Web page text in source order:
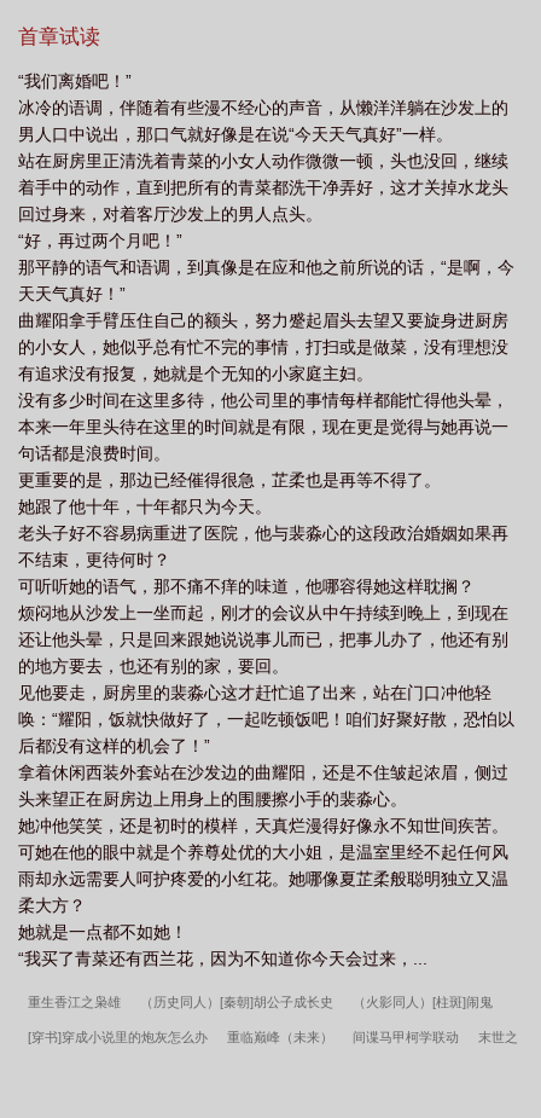
来这本书怎么样
夫夜敲门爱妻离婚无效免费阅读 前夫夜来袭曲父找裴淼心是那一章
miss鱼讲什么 前夫夜来袭h
首章试读
“我们离婚吧！”
冰冷的语调，伴随着有些漫不经心的声音，从懒洋洋躺在沙发上的
男人口中说出，那口气就好像是在说“今天天气真好”一样。
站在厨房里正清洗着青菜的小女人动作微微一顿，头也没回，继续
着手中的动作，直到把所有的青菜都洗干净弄好，这才关掉水龙头
回过身来，对着客厅沙发上的男人点头。
“好，再过两个月吧！”
那平静的语气和语调，到真像是在应和他之前所说的话，“是啊，今
天天气真好！”
曲耀阳拿手臂压住自己的额头，努力蹙起眉头去望又要旋身进厨房
的小女人，她似乎总有忙不完的事情，打扫或是做菜，没有理想没
有追求没有报复，她就是个无知的小家庭主妇。
没有多少时间在这里多待，他公司里的事情每样都能忙得他头晕，
本来一年里头待在这里的时间就是有限，现在更是觉得与她再说一
句话都是浪费时间。
更重要的是，那边已经催得很急，芷柔也是再等不得了。
她跟了他十年，十年都只为今天。
老头子好不容易病重进了医院，他与裴淼心的这段政治婚姻如果再
不结束，更待何时？
可听听她的语气，那不痛不痒的味道，他哪容得她这样耽搁？
烦闷地从沙发上一坐而起，刚才的会议从中午持续到晚上，到现在
还让他头晕，只是回来跟她说说事儿而已，把事儿办了，他还有别
的地方要去，也还有别的家，要回。
见他要走，厨房里的裴淼心这才赶忙追了出来，站在门口冲他轻
唤：“耀阳，饭就快做好了，一起吃顿饭吧！咱们好聚好散，恐怕以
后都没有这样的机会了！”
拿着休闲西装外套站在沙发边的曲耀阳，还是不住皱起浓眉，侧过
头来望正在厨房边上用身上的围腰擦小手的裴淼心。
她冲他笑笑，还是初时的模样，天真烂漫得好像永不知世间疾苦。
可她在他的眼中就是个养尊处优的大小姐，是温室里经不起任何风
雨却永远需要人呵护疼爱的小红花。她哪像夏芷柔般聪明独立又温
柔大方？
她就是一点都不如她！
“我买了青菜还有西兰花，因为不知道你今天会过来，...
重生香江之枭雄 （历史同人）[秦朝]胡公子成长史 （火影同人）[柱斑]闹鬼
[穿书]穿成小说里的炮灰怎么办 重临巅峰（未来） 间谍马甲柯学联动 末世之